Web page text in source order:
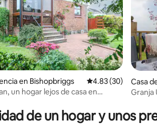
5 de 5; 9 evaluaciones
en Bishopbriggs Calificación
4.83 (30)
un hogar lejos de casa en
Casa
Granja
de un hogar y unos